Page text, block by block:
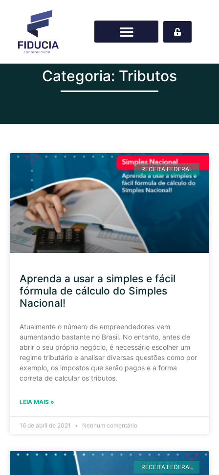
Categoria: Tributos
RECEITA FEDERAL
Aprenda a usar a simples e fácil
fórmula de cálculo do Simples
Nacional!
Atualmente o número de empreendedores vem
aumentando bastante no Brasil. No entanto, antes de
abrir o seu próprio negócio, é necessário escolher um
regime tributário e analisar diversas questões como por
exemplo, os impostos que serão pagos e a forma
correta de calcular os tributos.
LEIA MAIS »
16 de abril de 2021 Nenhum comentário
RECEITA FEDERAL